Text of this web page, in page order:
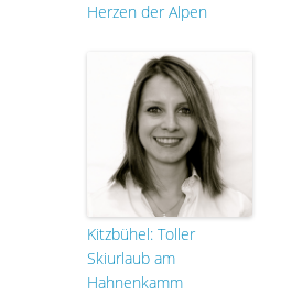
Herzen der Alpen
Kitzbühel: Toller
Skiurlaub am
Hahnenkamm